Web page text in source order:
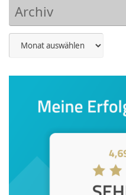
Archiv
Archiv